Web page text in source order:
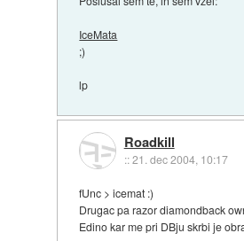
IceMata
;)
lp
Roadkill
::21. dec 2004, 10:17
fUnc > icemat :)
Drugac pa razor diamondback
Edino kar me pri DBju skrbi je